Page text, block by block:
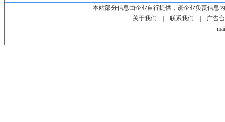
本站部分信息由企业自行提供，该企业负责信息
关于我们
联系我们
广告